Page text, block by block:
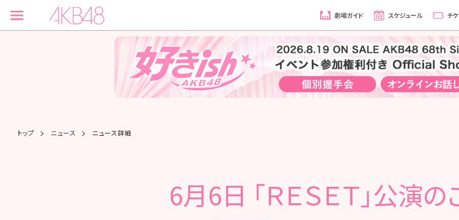
劇場ガイド スケジュール チ
トップ ニュース ニュース詳細
6月6日 「ＲＥＳＥＴ」公演